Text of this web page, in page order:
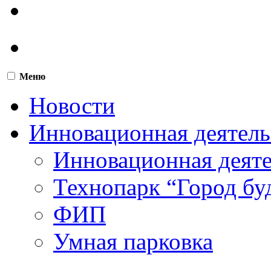
Меню
Новости
Инновационная
Инновационная
Технопарк “Город
ФИП
Умная парковка